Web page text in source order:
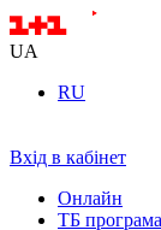
UA
RU
Вхід в кабінет
Онлайн
ТБ програма